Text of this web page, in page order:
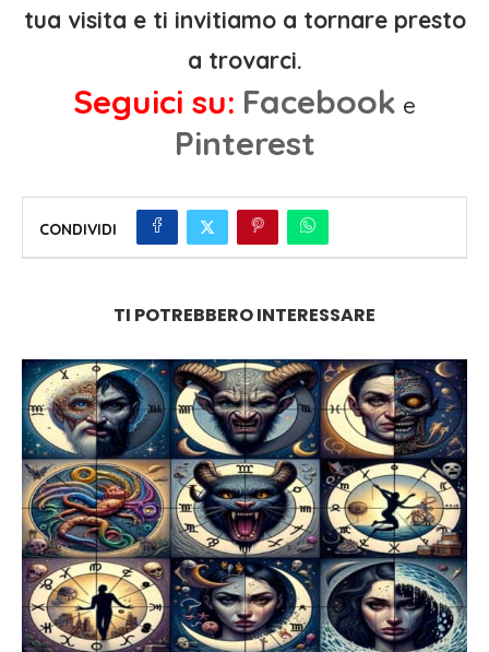
tua visita e ti invitiamo a tornare presto
a trovarci.
Seguici su: Facebook e
Pinterest
CONDIVIDI
TI POTREBBERO INTERESSARE